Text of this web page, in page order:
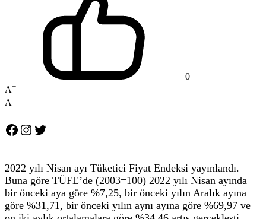
0
A+
A-
Facebook
Instagram
Twitter
2022 yılı Nisan ayı Tüketici Fiyat Endeksi yayınlandı.
Buna göre TÜFE’de (2003=100) 2022 yılı Nisan ayında
bir önceki aya göre %7,25, bir önceki yılın Aralık ayına
göre %31,71, bir önceki yılın aynı ayına göre %69,97 ve